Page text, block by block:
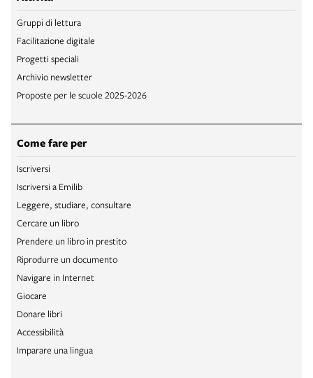
Gruppi di lettura
Facilitazione digitale
Progetti speciali
Archivio newsletter
Proposte per le scuole 2025-2026
Come fare per
Iscriversi
Iscriversi a Emilib
Leggere, studiare, consultare
Cercare un libro
Prendere un libro in prestito
Riprodurre un documento
Navigare in Internet
Giocare
Donare libri
Accessibilità
Imparare una lingua